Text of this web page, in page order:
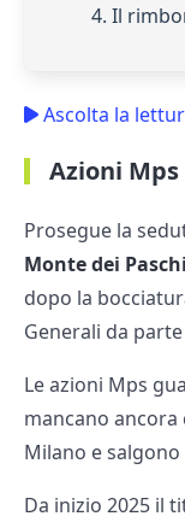
4. Il
Ascolta la
Azioni
Prosegue la
Monte dei
dopo la
Generali da
Le azioni Mps
mancano ancora
Milano e
Da inizio 2025 il